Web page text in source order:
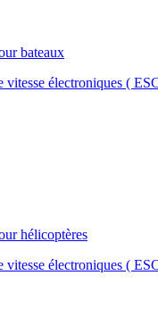
bateaux
vitesse électroniques (
hélicoptères
vitesse électroniques (